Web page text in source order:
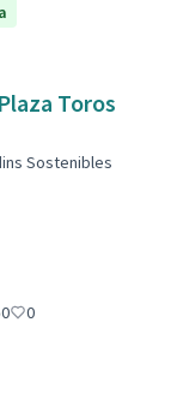
Toros
Sostenibles
0
0